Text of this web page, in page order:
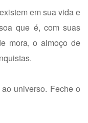
em sua vida e
que é, com suas
mora, o almoço de
universo. Feche o